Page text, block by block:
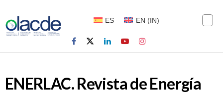
ES EN (IN)
ENERLAC. Revista de Energía